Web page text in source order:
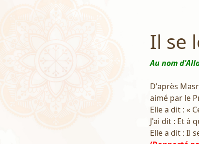
Il se
Au nom
D'après
aimé par le
Elle a dit : «
J'ai dit : Et à
Elle a dit : Il